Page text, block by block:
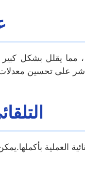
الآيس كريم حديث الصنع في
العملية